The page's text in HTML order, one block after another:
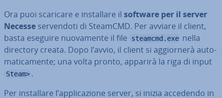
Ora puoi scaricare e in­stal­la­re il software per il server
Necesse ser­ven­do­ti di SteamCMD. Per avviare il client,
basta eseguire nuo­va­men­te il file
steamcmd.exe nella
directory creata. Dopo l’avvio, il client si ag­gior­ne­rà au­to­
ma­ti­ca­men­te; una volta pronto, apparirà la riga di input
Steam> .
Per in­stal­la­re l’ap­pli­ca­zio­ne server, si inizia accedendo in